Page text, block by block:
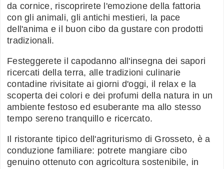
da cornice, riscoprirete l'emozione della fattoria
con gli animali, gli antichi mestieri, la pace
dell'anima e il buon cibo da gustare con prodotti
tradizionali.
Festeggerete il capodanno all'insegna dei sapori
ricercati della terra, alle tradizioni culinarie
contadine rivisitate ai giorni d'oggi, il relax e la
scoperta dei colori e dei profumi della natura in un
ambiente festoso ed esuberante ma allo stesso
tempo sereno tranquillo e ricercato.
Il ristorante tipico dell'agriturismo di Grosseto, è a
conduzione familiare: potrete mangiare cibo
genuino ottenuto con agricoltura sostenibile, in